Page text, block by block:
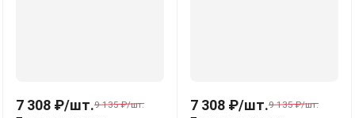
7 308 ₽/шт.9 135 ₽/шт. 7 308 ₽/шт.9 135 ₽/шт.